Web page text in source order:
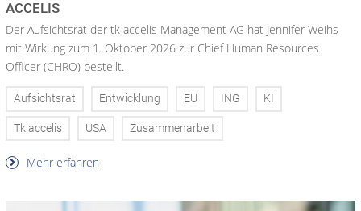
ACCELIS
Der Aufsichtsrat der tk accelis Management AG hat Jennifer Weihs
mit Wirkung zum 1. Oktober 2026 zur Chief Human Resources
Officer (CHRO) bestellt.
Aufsichtsrat Entwicklung EU ING KI
Tk accelis USA Zusammenarbeit
Mehr erfahren